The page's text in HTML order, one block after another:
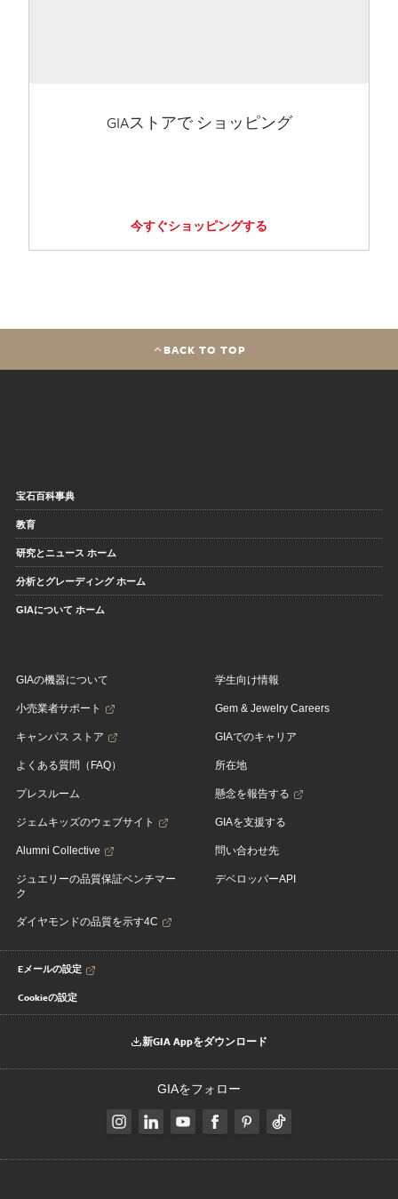
GIAストアで ショッピング
今すぐショッピングする
BACK TO TOP
宝石百科事典
教育
研究とニュース ホーム
分析とグレーディング ホーム
GIAについて ホーム
GIAの機器について
小売業者サポート
キャンパス ストア
よくある質問（FAQ）
プレスルーム
ジェムキッズのウェブサイト
Alumni Collective
ジュエリーの品質保証ベンチマー
ク
ダイヤモンドの品質を示す4C
学生向け情報
Gem & Jewelry Careers
GIAでのキャリア
所在地
懸念を報告する
GIAを支援する
問い合わせ先
デベロッパーAPI
Eメールの設定
Cookieの設定
新GIA Appをダウンロード
GIAをフォロー